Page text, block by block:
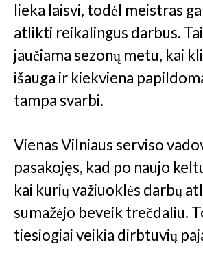
lieka laisvi, todėl meistras
atlikti reikalingus darbus.
jaučiama sezonų metu, kai
išauga ir kiekviena
tampa svarbi.
Vienas Vilniaus serviso
pasakojęs, kad po naujo
kai kurių važiuoklės darbų
sumažėjo beveik trečdaliu.
tiesiogiai veikia dirbtuvių